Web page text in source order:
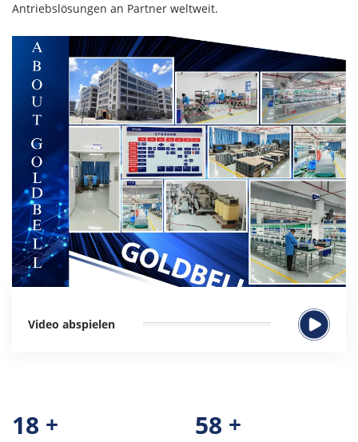
Antriebslösungen an Partner weltweit.
Video abspielen
19 + 60 +